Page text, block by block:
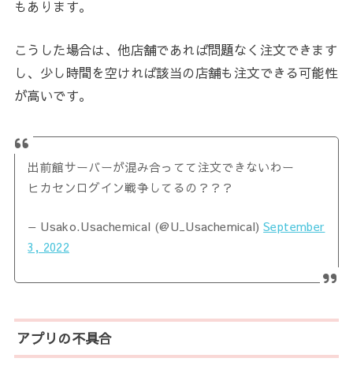
もあります。
こうした場合は、他店舗であれば問題なく注文できます
し、少し時間を空ければ該当の店舗も注文できる可能性
が高いです。
出前館サーバーが混み合ってて注文できないわー
ヒカセンログイン戦争してるの？？？
— Usako.Usachemical (@U_Usachemical)September
3, 2022
アプリの不具合